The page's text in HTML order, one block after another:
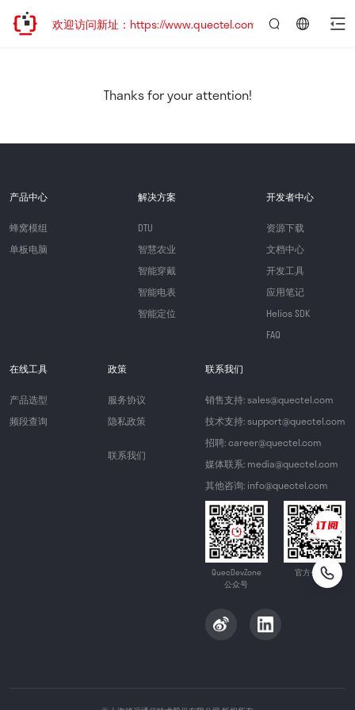
已迁移，欢迎访问新址：https://www.quectel.com.cn
Thanks for your attention!
产品中心
蜂窝模组
单板电脑
解决方案
DTU
智慧农业
智能穿戴
智能电表
智能定位
开发者中心
资源下载
文档中心
开发工具
应用笔记
Helios SDK
FAQ
在线工具
产品选型
频段查询
政策
服务协议
隐私政策
联系我们
联系我们
销售支持: sales@quectel.com
技术支持: support@quectel.com
招聘: career@quectel.com
媒体联系: media@quectel.com
其他咨询: info@quectel.com
QuecDevZone
公众号
官方公众号